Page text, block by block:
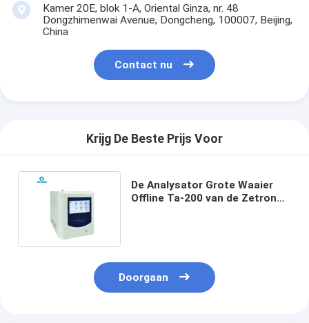
Kamer 20E, blok 1-A, Oriental Ginza, nr. 48
Dongzhimenwai Avenue, Dongcheng, 100007, Beijing,
China
Contact nu
Krijg De Beste Prijs Voor
De Analysator Grote Waaier
Offline Ta-200 van de Zetron
Doorgaan